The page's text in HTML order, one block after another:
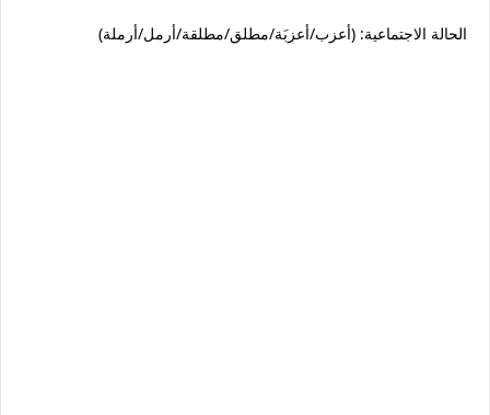
الحالة الاجتماعية: (أعزب/أعزبَة/مطلق/مطلقة/أرمل/أرملة)